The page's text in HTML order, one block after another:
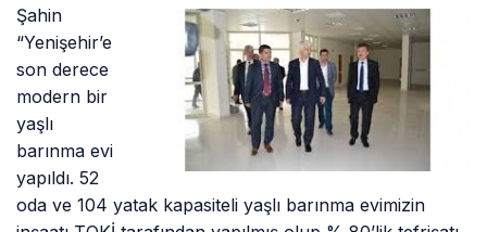
Şahin
“Yenişehir’e
son derece
modern bir
yaşlı
barınma evi
yapıldı. 52
oda ve 104 yatak kapasiteli yaşlı barınma evimizin